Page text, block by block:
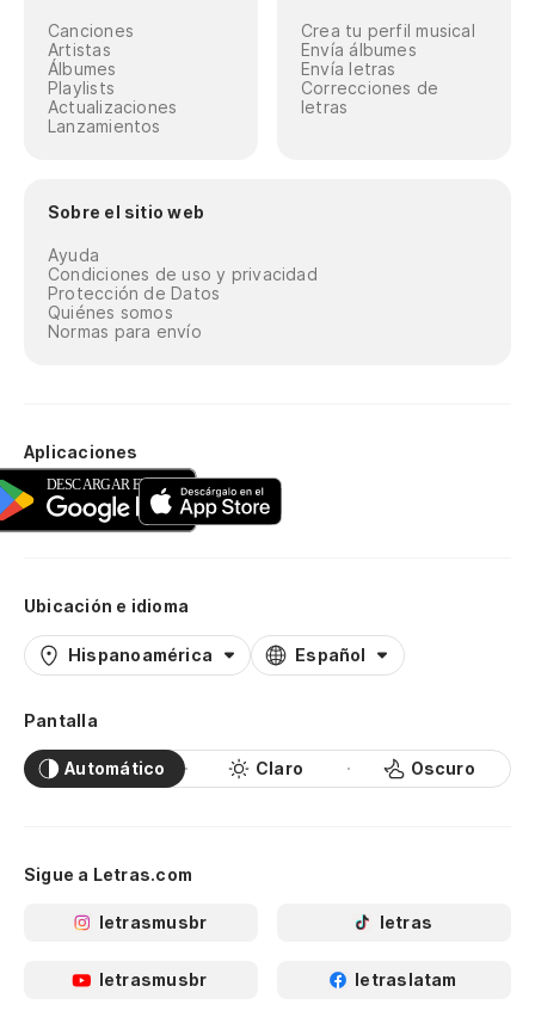
Canciones
Artistas
Álbumes
Playlists
Actualizaciones
Lanzamientos
Crea tu perfil musical
Envía álbumes
Envía letras
Correcciones de
letras
Sobre el sitio web
Ayuda
Condiciones de uso y privacidad
Protección de Datos
Quiénes somos
Normas para envío
Aplicaciones
Ubicación e idioma
Hispanoamérica Español
Pantalla
Automático Claro Oscuro
Sigue a Letras.com
letrasmusbr letras
letrasmusbr letraslatam